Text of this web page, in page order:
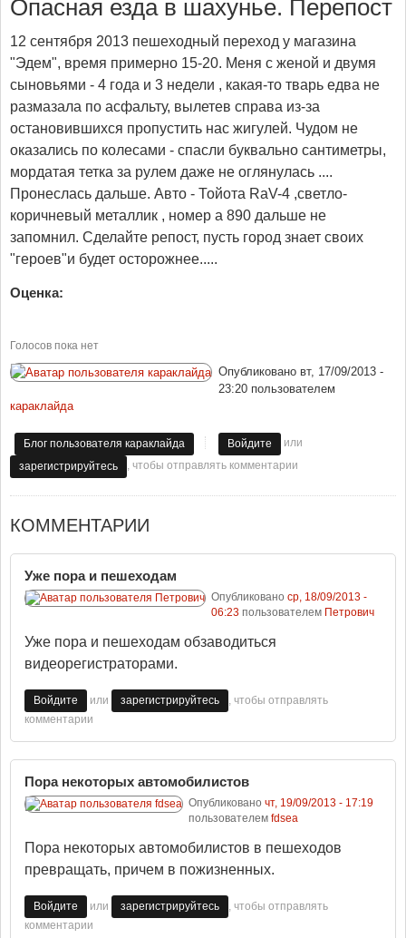
Опасная езда в шахунье. Перепост
12 сентября 2013 пешеходный переход у магазина
"Эдем", время примерно 15-20. Меня с женой и двумя
сыновьями - 4 года и 3 недели , какая-то тварь едва не
размазала по асфальту, вылетев справа из-за
остановившихся пропустить нас жигулей. Чудом не
оказались по колесами - спасли буквально сантиметры,
мордатая тетка за рулем даже не оглянулась ....
Пронеслась дальше. Авто - Тойота RaV-4 ,светло-
коричневый металлик , номер а 890 дальше не
запомнил. Сделайте репост, пусть город знает своих
"героев"и будет осторожнее.....
Оценка:
Голосов пока нет
Опубликовано вт, 17/09/2013 -
23:20пользователем
караклайда
Блог пользователя караклайда Войдите
или
зарегистрируйтесь
, чтобы отправлять комментарии
КОММЕНТАРИИ
Уже пора и пешеходам
Опубликовано ср, 18/09/2013 -
06:23пользователем Петрович
Уже пора и пешеходам обзаводиться
видеорегистраторами.
Войдите или зарегистрируйтесь
, чтобы отправлять
комментарии
Пора некоторых автомобилистов
Опубликовано чт, 19/09/2013 - 17:19
пользователем fdsea
Пора некоторых автомобилистов в пешеходов
превращать, причем в пожизненных.
Войдите или зарегистрируйтесь
, чтобы отправлять
комментарии